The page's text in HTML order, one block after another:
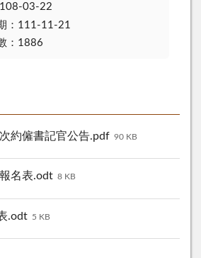
108-03-22
：111-11-21
：1886
約僱書記官公告.pdf 90 KB
名表.odt 8 KB
.odt 5 KB